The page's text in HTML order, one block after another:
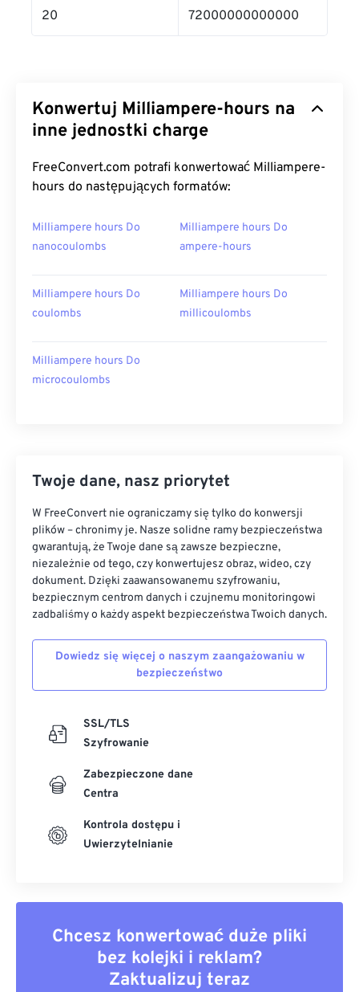
20 72000000000000
Konwertuj Milliampere-hours na
inne jednostki charge
FreeConvert.com potrafi konwertować Milliampere-
hours do następujących formatów:
Milliampere hours Do
nanocoulombs
Milliampere hours Do
ampere-hours
Milliampere hours Do
coulombs
Milliampere hours Do
millicoulombs
Milliampere hours Do
microcoulombs
Twoje dane, nasz priorytet
W FreeConvert nie ograniczamy się tylko do konwersji
plików – chronimy je. Nasze solidne ramy bezpieczeństwa
gwarantują, że Twoje dane są zawsze bezpieczne,
niezależnie od tego, czy konwertujesz obraz, wideo, czy
dokument. Dzięki zaawansowanemu szyfrowaniu,
bezpiecznym centrom danych i czujnemu monitoringowi
zadbaliśmy o każdy aspekt bezpieczeństwa Twoich danych.
Dowiedz się więcej o naszym zaangażowaniu w
bezpieczeństwo
SSL/TLS
Szyfrowanie
Zabezpieczone dane
Centra
Kontrola dostępu i
Uwierzytelnianie
Chcesz konwertować duże pliki
bez kolejki i reklam?
Zaktualizuj teraz